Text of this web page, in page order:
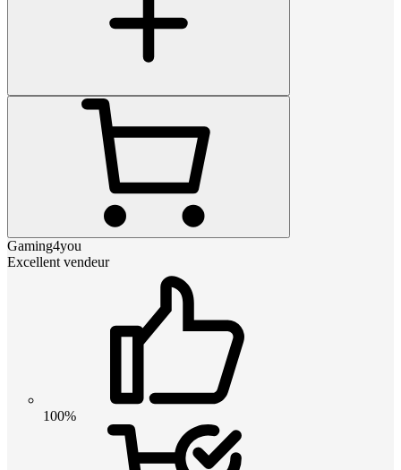
Gaming4you
Excellent vendeur
100%